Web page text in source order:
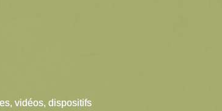
vidéos, dispositifs